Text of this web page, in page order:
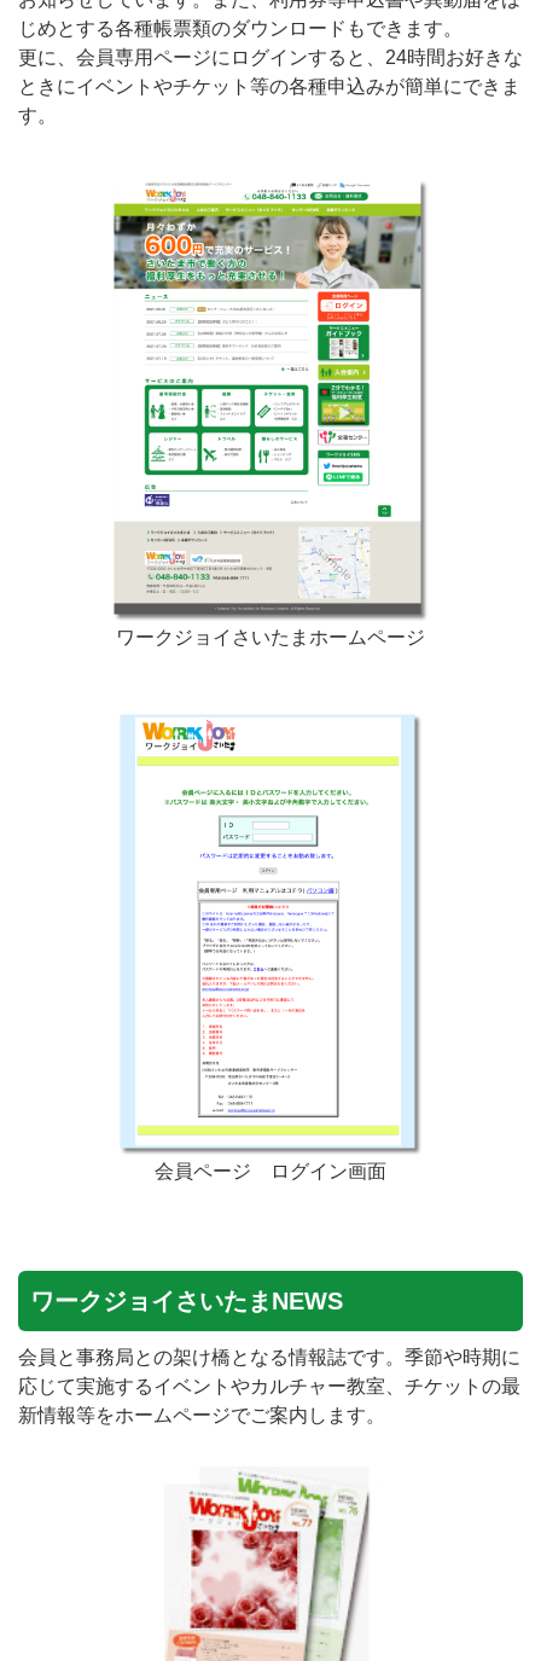
じめとする各種帳票類のダウンロードもできます。
更に、会員専用ページにログインすると、24時間お好きな
ときにイベントやチケット等の各種申込みが簡単にできま
す。
ワークジョイさいたまホームページ
会員ページ ログイン画面
ワークジョイさいたまNEWS
会員と事務局との架け橋となる情報誌です。季節や時期に
応じて実施するイベントやカルチャー教室、チケットの最
新情報等をホームページでご案内します。